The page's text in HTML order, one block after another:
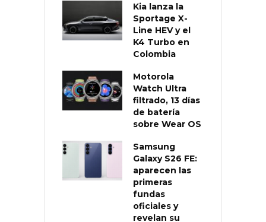
Kia lanza la
Sportage X-
Line HEV y el
K4 Turbo en
Colombia
Motorola
Watch Ultra
filtrado, 13 días
de batería
sobre Wear OS
Samsung
Galaxy S26 FE:
aparecen las
primeras
fundas
oficiales y
revelan su